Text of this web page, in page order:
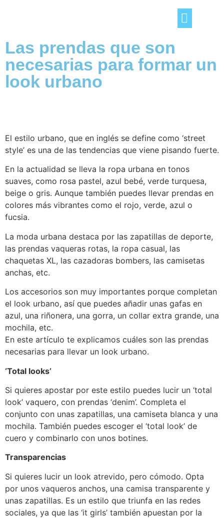
Las prendas que son
necesarias para formar un
look urbano
El estilo urbano, que en inglés se define como ‘street
style’ es una de las tendencias que viene pisando fuerte.
En la actualidad se lleva la ropa urbana en tonos
suaves, como rosa pastel, azul bebé, verde turquesa,
beige o gris. Aunque también puedes llevar prendas en
colores más vibrantes como el rojo, verde, azul o
fucsia.
La moda urbana destaca por las zapatillas de deporte,
las prendas vaqueras rotas, la ropa casual, las
chaquetas XL, las cazadoras bombers, las camisetas
anchas, etc.
Los accesorios son muy importantes porque completan
el look urbano, así que puedes añadir unas gafas en
azul, una riñonera, una gorra, un collar extra grande, una
mochila, etc.
En este artículo te explicamos cuáles son las prendas
necesarias para llevar un look urbano.
‘Total looks’
Si quieres apostar por este estilo puedes lucir un ‘total
look’ vaquero, con prendas ‘denim’. Completa el
conjunto con unas zapatillas, una camiseta blanca y una
mochila. También puedes escoger el ‘total look’ de
cuero y combinarlo con unos botines.
Transparencias
Si quieres lucir un look atrevido, pero cómodo. Opta
por unos vaqueros anchos, una camisa transparente y
unas zapatillas. Es un estilo que triunfa en las redes
sociales, ya que las ‘it girls’ también apuestan por la